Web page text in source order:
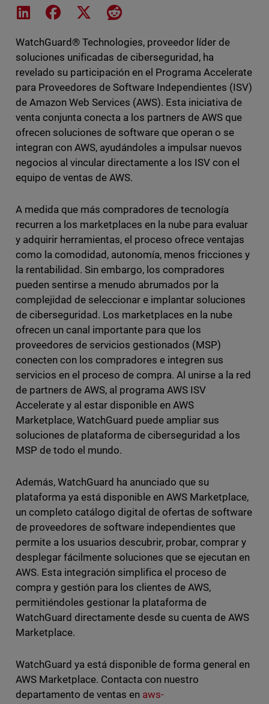
Share on LinkedIn
Share on Facebook
Share on XShare on Reddit
WatchGuard® Technologies, proveedor líder de
soluciones unificadas de ciberseguridad, ha
revelado su participación en el Programa Accelerate
para Proveedores de Software Independientes (ISV)
de Amazon Web Services (AWS). Esta iniciativa de
venta conjunta conecta a los partners de AWS que
ofrecen soluciones de software que operan o se
integran con AWS, ayudándoles a impulsar nuevos
negocios al vincular directamente a los ISV con el
equipo de ventas de AWS.
A medida que más compradores de tecnología
recurren a los marketplaces en la nube para evaluar
y adquirir herramientas, el proceso ofrece ventajas
como la comodidad, autonomía, menos fricciones y
la rentabilidad. Sin embargo, los compradores
pueden sentirse a menudo abrumados por la
complejidad de seleccionar e implantar soluciones
de ciberseguridad. Los marketplaces en la nube
ofrecen un canal importante para que los
proveedores de servicios gestionados (MSP)
conecten con los compradores e integren sus
servicios en el proceso de compra. Al unirse a la red
de partners de AWS, al programa AWS ISV
Accelerate y al estar disponible en AWS
Marketplace, WatchGuard puede ampliar sus
soluciones de plataforma de ciberseguridad a los
MSP de todo el mundo.
Además, WatchGuard ha anunciado que su
plataforma ya está disponible en AWS Marketplace,
un completo catálogo digital de ofertas de software
de proveedores de software independientes que
permite a los usuarios descubrir, probar, comprar y
desplegar fácilmente soluciones que se ejecutan en
AWS. Esta integración simplifica el proceso de
compra y gestión para los clientes de AWS,
permitiéndoles gestionar la plataforma de
WatchGuard directamente desde su cuenta de AWS
Marketplace.
WatchGuard ya está disponible de forma general en
AWS Marketplace. Contacta con nuestro
departamento de ventas en aws-